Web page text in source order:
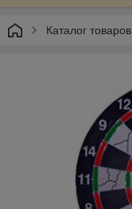
Каталог товаров